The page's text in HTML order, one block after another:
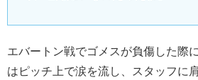
エバートン戦でゴメスが負傷した際
はピッチ上で涙を流し、スタッフに